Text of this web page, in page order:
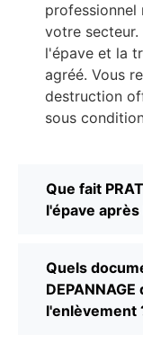
professionnel
votre secteur.
l'épave et la
agréé. Vous
destruction
sous
Que fait
l'épave
Quels
l'enlèvement